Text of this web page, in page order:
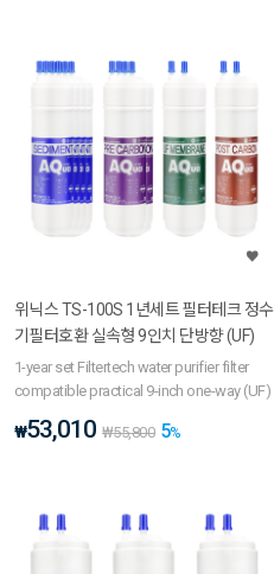
위닉스 TS-100S 1년세트 필터테크 정수
기필터호환 실속형 9인치 단방향 (UF)
1-year set Filtertech water purifier filter
compatible practical 9-inch one-way (UF)
₩53,010 ₩55,800 5%